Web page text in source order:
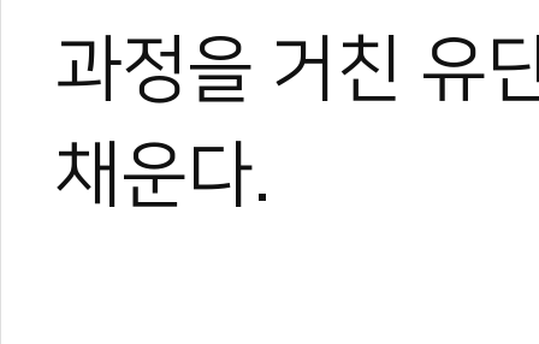
과정을 거친 유
채운다.